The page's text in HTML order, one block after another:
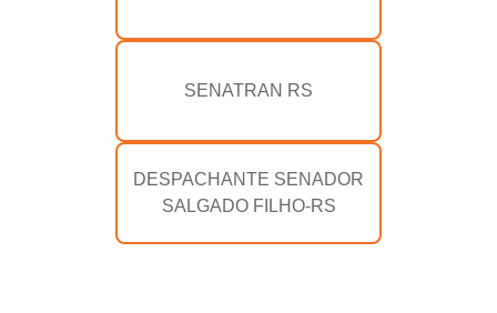
SENATRAN RS
DESPACHANTE SENADOR
SALGADO FILHO-RS